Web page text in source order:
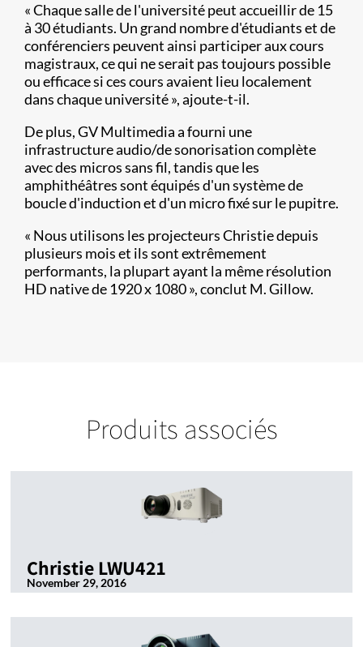
« Chaque salle de l'université peut accueillir de 15
à 30 étudiants. Un grand nombre d'étudiants et de
conférenciers peuvent ainsi participer aux cours
magistraux, ce qui ne serait pas toujours possible
ou efficace si ces cours avaient lieu localement
dans chaque université », ajoute-t-il.
De plus, GV Multimedia a fourni une
infrastructure audio/de sonorisation complète
avec des micros sans fil, tandis que les
amphithéâtres sont équipés d'un système de
boucle d'induction et d'un micro fixé sur le pupitre.
« Nous utilisons les projecteurs Christie depuis
plusieurs mois et ils sont extrêmement
performants, la plupart ayant la même résolution
HD native de 1920 x 1080 », conclut M. Gillow.
Produits associés
Christie LWU421
November 29, 2016